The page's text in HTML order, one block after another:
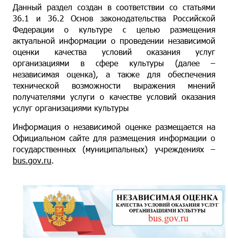
Данный раздел создан в соответствии со статьями
36.1 и 36.2 Основ законодательства Российской
Федерации о культуре с целью размещения
актуальной информации о проведении независимой
оценки качества условий оказания услуг
организациями в сфере культуры (далее –
независимая оценка), а также для обеспечения
технической возможности выражения мнений
получателями услуги о качестве условий оказания
услуг организациями культуры
Информация о независимой оценке размещается на
Официальном сайте для размещения информации о
государственных (муниципальных) учреждениях –
bus.gov.ru.